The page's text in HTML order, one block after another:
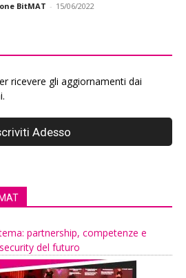
BitMAT - 15/06/2022
ricevere gli aggiornamenti dai
partnership, competenze e
del futuro